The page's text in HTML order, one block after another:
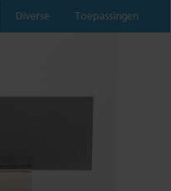
Diverse Toepassingen